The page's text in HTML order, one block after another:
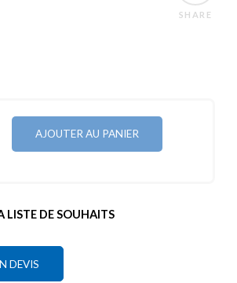
SHARE
AJOUTER AU PANIER
LISTE DE SOUHAITS
DEVIS